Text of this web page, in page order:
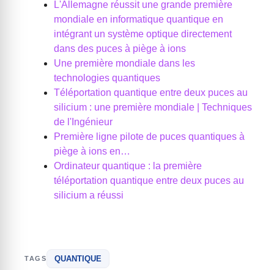
L'Allemagne réussit une grande première
mondiale en informatique quantique en
intégrant un système optique directement
dans des puces à piège à ions
Une première mondiale dans les
technologies quantiques
Téléportation quantique entre deux puces au
silicium : une première mondiale | Techniques
de l'Ingénieur
Première ligne pilote de puces quantiques à
piège à ions en…
Ordinateur quantique : la première
téléportation quantique entre deux puces au
silicium a réussi
TAGS QUANTIQUE